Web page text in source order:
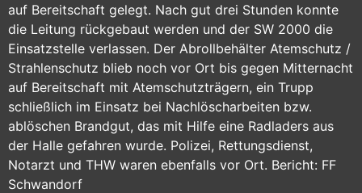
auf Bereitschaft gelegt. Nach gut drei Stunden konnte
die Leitung rückgebaut werden und der SW 2000 die
Einsatzstelle verlassen. Der Abrollbehälter Atemschutz /
Strahlenschutz blieb noch vor Ort bis gegen Mitternacht
auf Bereitschaft mit Atemschutzträgern, ein Trupp
schließlich im Einsatz bei Nachlöscharbeiten bzw.
ablöschen Brandgut, das mit Hilfe eine Radladers aus
der Halle gefahren wurde. Polizei, Rettungsdienst,
Notarzt und THW waren ebenfalls vor Ort. Bericht: FF
Schwandorf